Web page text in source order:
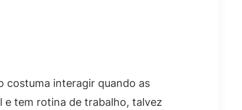
costuma interagir quando as
e tem rotina de trabalho, talvez